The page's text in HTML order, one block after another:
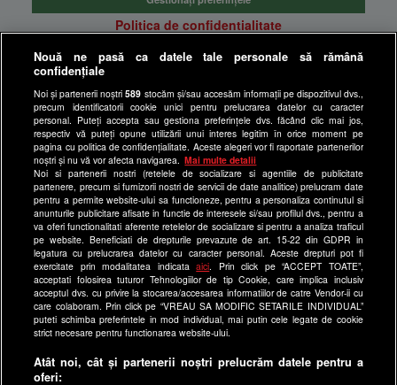
Politica de confidentialitate
Anunturi gratuite pe Lajumate.ro
Program Happy Channel
Echipa editorială
Site-uri Antena Group
a1.ro
antenastars.ro
as.ro
catine.ro
chefi.ro
deparinti.ro
medicool.ro
spynews.ro
Nouă ne pasă ca datele tale personale să rămână
confidențiale
Noi și partenerii noștri589 stocăm și/sau accesăm informații pe dispozitivul dvs.,
precum identificatorii cookie unici pentru prelucrarea datelor cu caracter
personal. Puteți accepta sau gestiona preferințele dvs. făcând clic mai jos,
respectiv vă puteți opune utilizării unui interes legitim în orice moment pe
pagina cu politica de confidențialitate. Aceste alegeri vor fi raportate partenerilor
noștri și nu vă vor afecta navigarea.
Mai multe detalii
Noi si partenerii nostri (retelele de socializare si agentiile de publicitate
partenere, precum si furnizorii nostri de servicii de date analitice) prelucram date
pentru a permite website-ului sa functioneze, pentru a personaliza continutul si
anunturile publicitare afisate in functie de interesele si/sau profilul dvs., pentru a
va oferi functionalitati aferente retelelor de socializare si pentru a analiza traficul
pe website. Beneficiati de drepturile prevazute de art. 15-22 din GDPR in
legatura cu prelucrarea datelor cu caracter personal. Aceste drepturi pot fi
exercitate prin modalitatea indicataaici . Prin click pe “ACCEPT TOATE”,
acceptati folosirea tuturor Tehnologiilor de tip Cookie, care implica inclusiv
acceptul dvs. cu privire la stocarea/accesarea informatiilor de catre Vendor-ii cu
care colaboram. Prin click pe “VREAU SA MODIFIC SETARILE INDIVIDUAL”
puteti schimba preferintele in mod individual, mai putin cele legate de cookie
strict necesare pentru functionarea website-ului.
Atât noi, cât și partenerii noștri prelucrăm datele pentru a
oferi: